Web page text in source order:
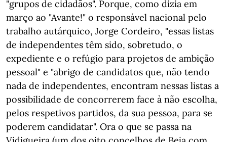
"grupos de cidadãos". Porque, como dizia em
março ao "Avante!" o responsável nacional pelo
trabalho autárquico, Jorge Cordeiro, "essas listas
de independentes têm sido, sobretudo, o
expediente e o refúgio para projetos de ambição
pessoal" e "abrigo de candidatos que, não tendo
nada de independentes, encontram nessas listas a
possibilidade de concorrerem face à não escolha,
pelos respetivos partidos, da sua pessoa, para se
poderem candidatar". Ora o que se passa na